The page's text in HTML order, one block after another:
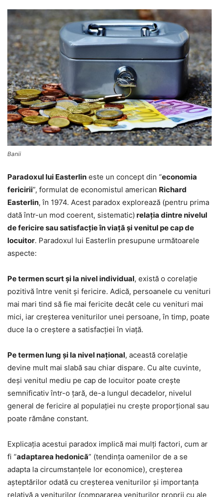
Banii
Paradoxul lui Easterlin este un concept din “economia
fericirii”, formulat de economistul american Richard
Easterlin, în 1974. Acest paradox explorează (pentru prima
dată într-un mod coerent, sistematic) relația dintre nivelul
de fericire sau satisfacție în viață şi venitul pe cap de
locuitor. Paradoxul lui Easterlin presupune următoarele
aspecte:
Pe termen scurt și la nivel individual, există o corelație
pozitivă între venit și fericire. Adică, persoanele cu venituri
mai mari tind să fie mai fericite decât cele cu venituri mai
mici, iar creșterea veniturilor unei persoane, în timp, poate
duce la o creștere a satisfacției în viață.
Pe termen lung și la nivel național, această corelație
devine mult mai slabă sau chiar dispare. Cu alte cuvinte,
deși venitul mediu pe cap de locuitor poate crește
semnificativ într-o țară, de-a lungul decadelor, nivelul
general de fericire al populației nu crește proporțional sau
poate rămâne constant.
Explicația acestui paradox implică mai mulţi factori, cum ar
fi “adaptarea hedonică” (tendința oamenilor de a se
adapta la circumstanțele lor economice), creșterea
așteptărilor odată cu creșterea veniturilor și importanța
relativă a veniturilor (compararea veniturilor proprii cu ale